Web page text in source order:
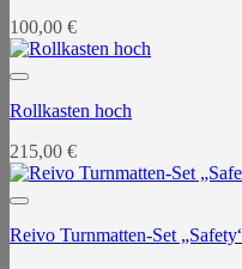
100,00 €
Rollkasten hoch
215,00 €
Reivo Turnmatten-Set